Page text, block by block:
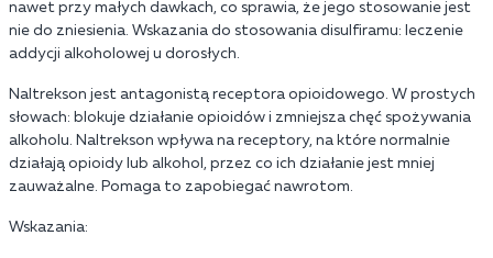
nawet przy małych dawkach, co sprawia, że jego stosowanie jest
nie do zniesienia. Wskazania do stosowania disulfiramu: leczenie
addycji alkoholowej u dorosłych.
Naltrekson jest antagonistą receptora opioidowego. W prostych
słowach: blokuje działanie opioidów i zmniejsza chęć spożywania
alkoholu. Naltrekson wpływa na receptory, na które normalnie
działają opioidy lub alkohol, przez co ich działanie jest mniej
zauważalne. Pomaga to zapobiegać nawrotom.
Wskazania: